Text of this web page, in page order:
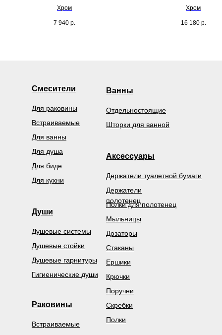
Хром
7 940 р.
Хром
16 180 р.
Смесители
Души
Душевые гарнитуры
Душевые системы
Гигиенические души
Поручни
Скребки
Дозаторы
Полки
Стаканы
Ершики
Крючки
Держатели
полотенец
Мыльницы
Держатели туалетной бумаги
Полки для полотенец
Раковины
Встраиваемые
Встраиваемые
Для биде
Для ванны
Для душа
Для раковины
Для кухни
Ванны
Отдельностоящие
Шторки для ванной
Аксессуары
Душевые стойки